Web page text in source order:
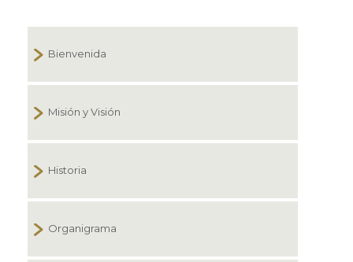
Bienvenida
Misión y Visión
Historia
Organigrama